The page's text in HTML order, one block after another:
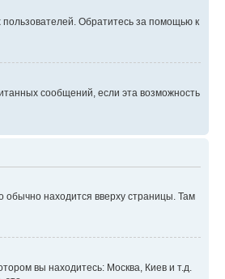
Обратитесь за помощью к
сообщений, если эта возможность
обычно находится вверху страницы. Там
вы находитесь: Москва, Киев и т.д.